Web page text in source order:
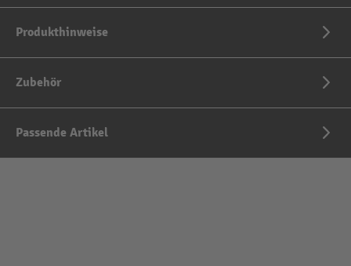
Produkthinweise
Zubehör
Passende Artikel